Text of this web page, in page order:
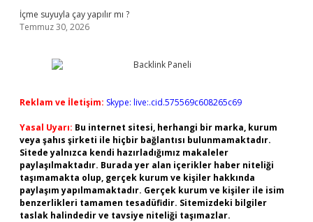
İçme suyuyla çay yapılır mı ?
Temmuz 30, 2026
Reklam ve İletişim: Skype: live:.cid.575569c608265c69
Yasal Uyarı: Bu internet sitesi, herhangi bir marka, kurum
veya şahıs şirketi ile hiçbir bağlantısı bulunmamaktadır.
Sitede yalnızca kendi hazırladığımız makaleler
paylaşılmaktadır. Burada yer alan içerikler haber niteliği
taşımamakta olup, gerçek kurum ve kişiler hakkında
paylaşım yapılmamaktadır. Gerçek kurum ve kişiler ile isim
benzerlikleri tamamen tesadüfidir. Sitemizdeki bilgiler
taslak halindedir ve tavsiye niteliği taşımazlar.